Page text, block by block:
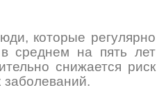
которые регулярно
среднем на пять лет
снижается риск
заболеваний.